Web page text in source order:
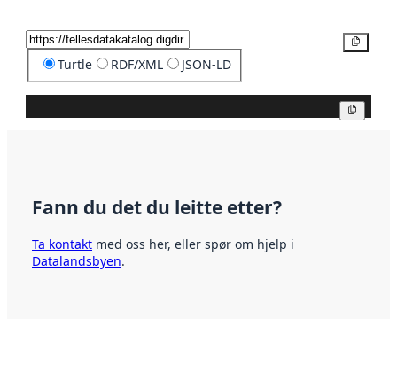
Turtle RDF/XML JSON-LD
Fann du det du leitte etter?
Ta kontakt med oss her, eller spør om hjelp i
Datalandsbyen.